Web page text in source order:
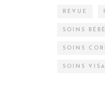
REVUE
SOINS BÉBÉ
SOINS
SOINS